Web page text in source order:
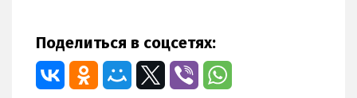
Поделиться в соцсетях: